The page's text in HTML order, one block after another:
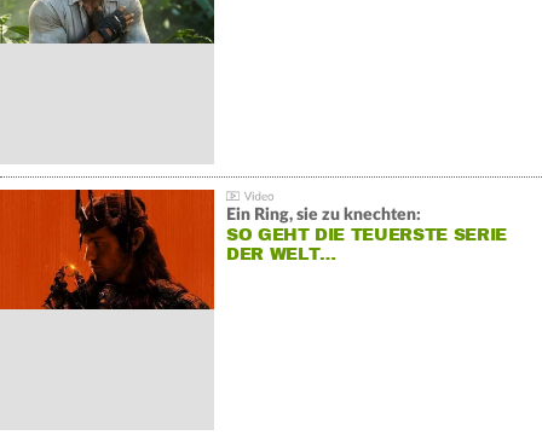
Ein Ring, sie zu knechten:
SO GEHT DIE TEUERSTE SERIE
DER WELT…